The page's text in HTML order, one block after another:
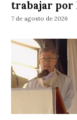
trabajar por
7 de agosto de 2026